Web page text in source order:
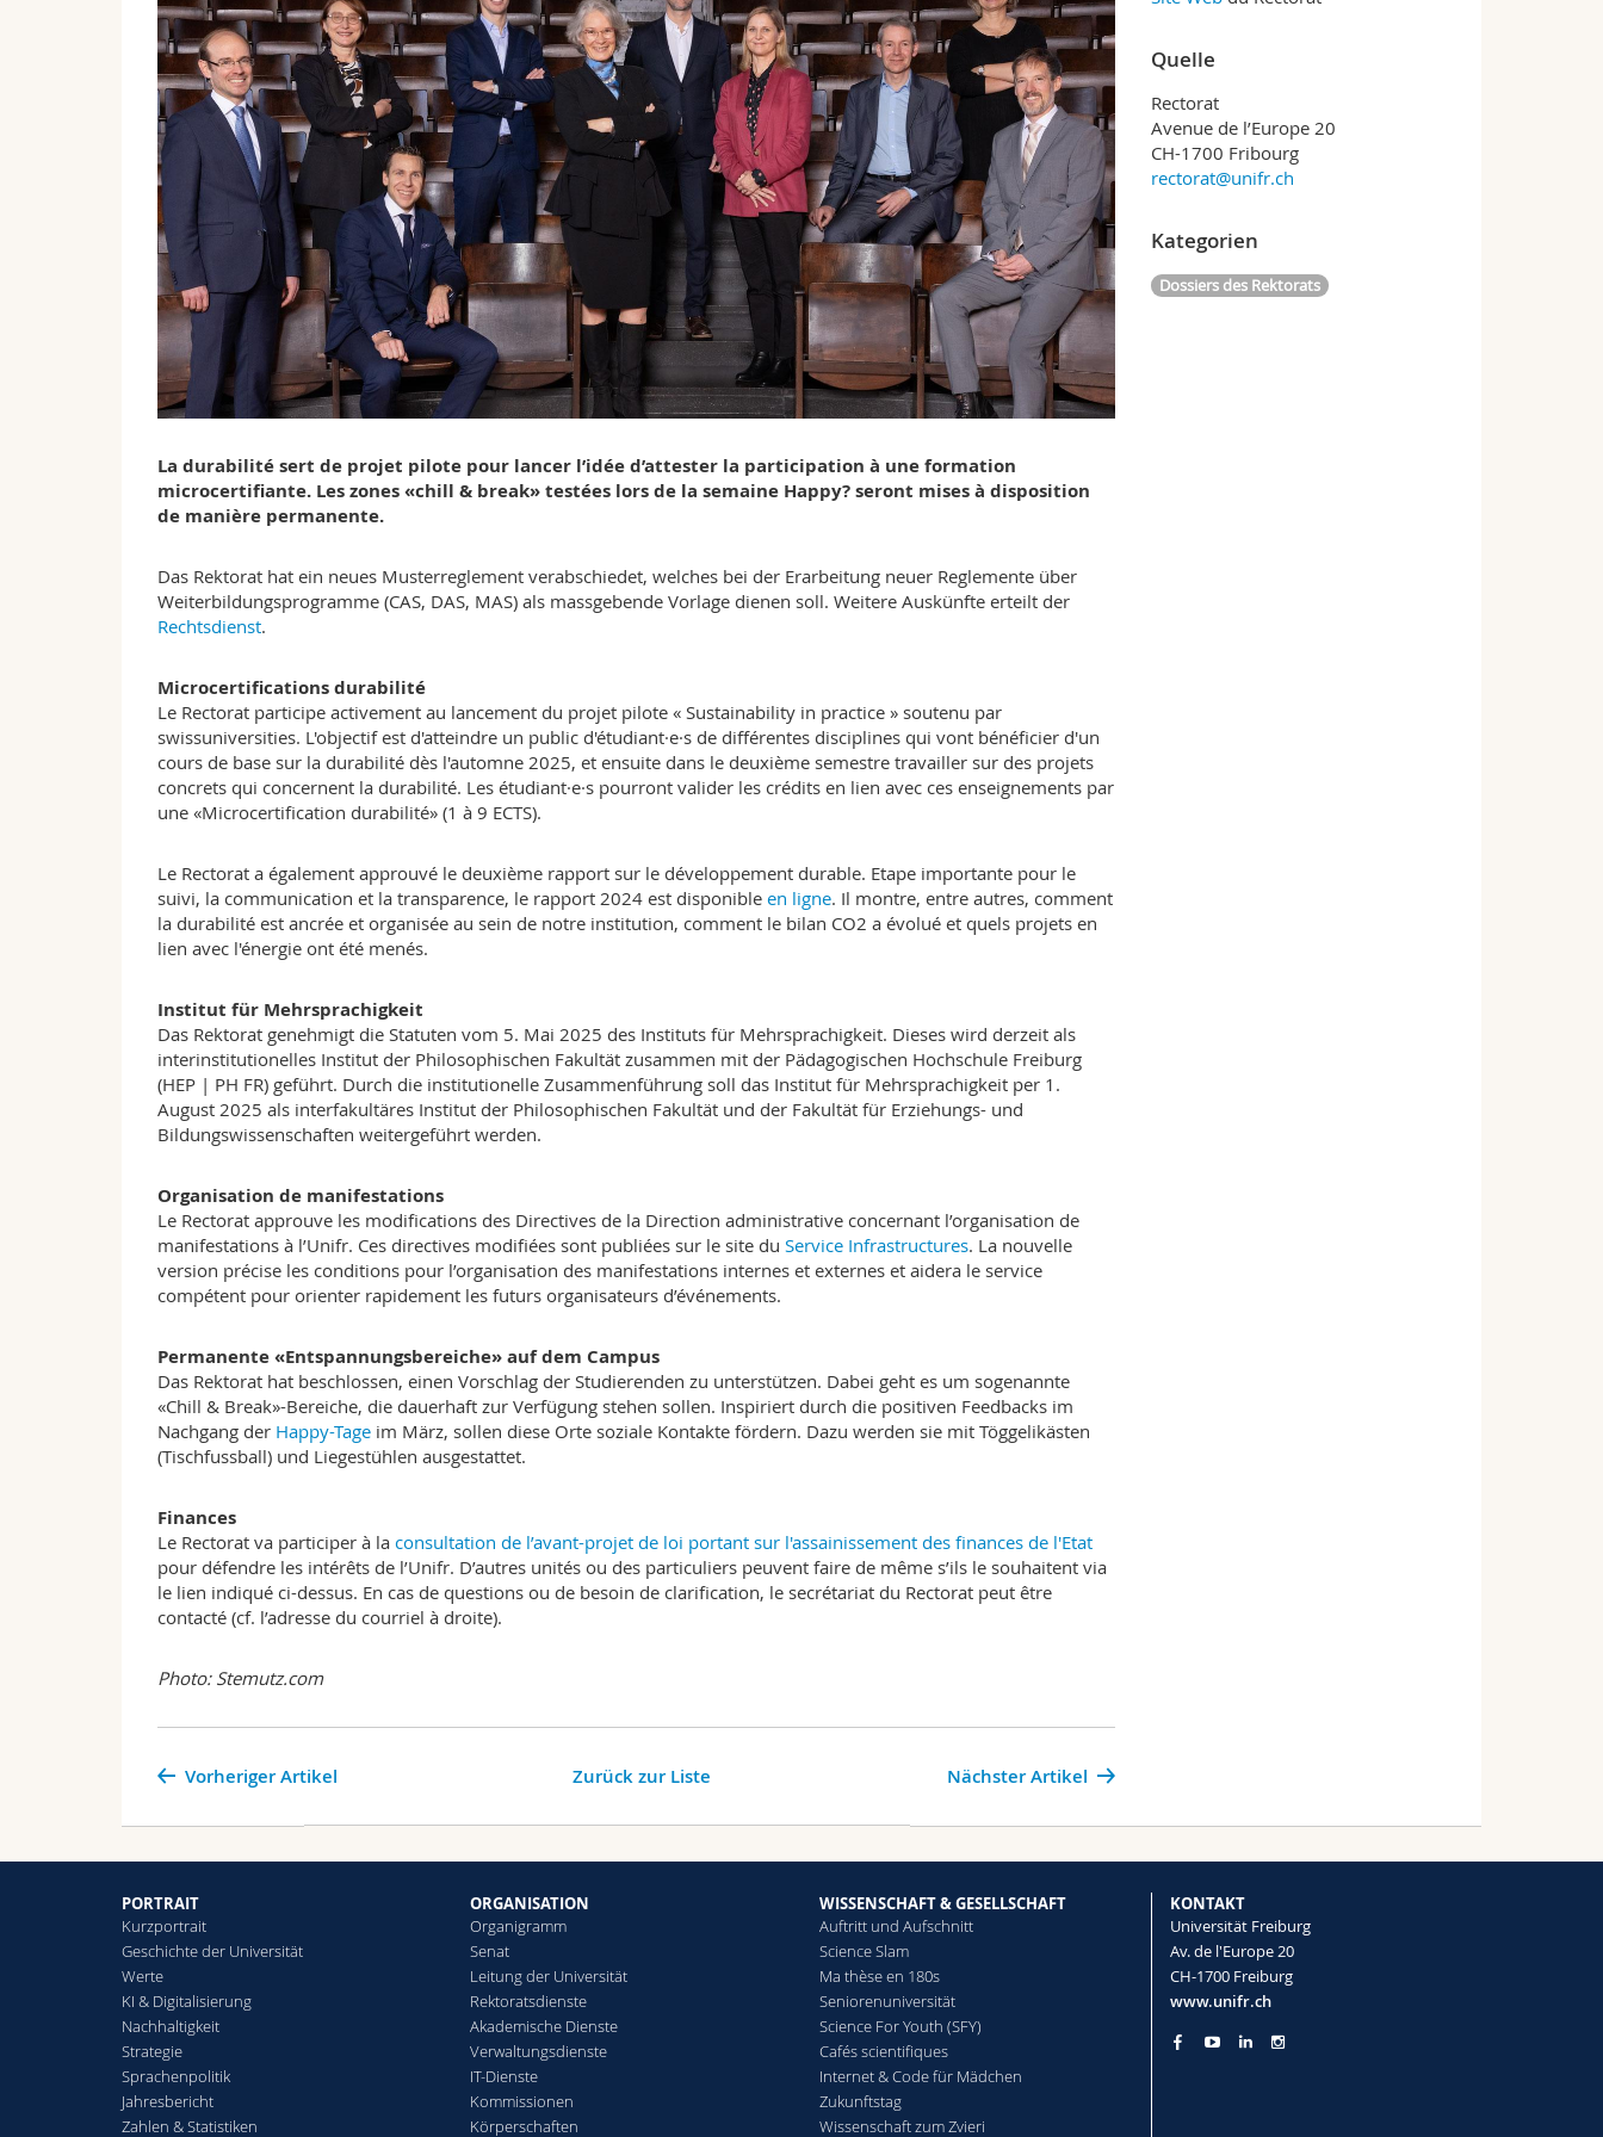
La durabilité sert de projet pilote pour lancer l’idée d’attester la participation à une formation
microcertifiante. Les zones «chill & break» testées lors de la semaine Happy? seront mises à disposition
de manière permanente.
Das Rektorat hat ein neues Musterreglement verabschiedet, welches bei der Erarbeitung neuer Reglemente über
Weiterbildungsprogramme (CAS, DAS, MAS) als massgebende Vorlage dienen soll. Weitere Auskünfte erteilt der
Rechtsdienst.
Microcertifications durabilité
Le Rectorat participe activement au lancement du projet pilote « Sustainability in practice » soutenu par
swissuniversities. L'objectif est d'atteindre un public d'étudiant·e·s de différentes disciplines qui vont bénéficier d'un
cours de base sur la durabilité dès l'automne 2025, et ensuite dans le deuxième semestre travailler sur des projets
concrets qui concernent la durabilité. Les étudiant·e·s pourront valider les crédits en lien avec ces enseignements par
une «Microcertification durabilité» (1 à 9 ECTS).
Le Rectorat a également approuvé le deuxième rapport sur le développement durable. Etape importante pour le
suivi, la communication et la transparence, le rapport 2024 est disponible en ligne. Il montre, entre autres, comment
la durabilité est ancrée et organisée au sein de notre institution, comment le bilan CO2 a évolué et quels projets en
lien avec l'énergie ont été menés.
Institut für Mehrsprachigkeit
Das Rektorat genehmigt die Statuten vom 5. Mai 2025 des Instituts für Mehrsprachigkeit. Dieses wird derzeit als
interinstitutionelles Institut der Philosophischen Fakultät zusammen mit der Pädagogischen Hochschule Freiburg
(HEP | PH FR) geführt. Durch die institutionelle Zusammenführung soll das Institut für Mehrsprachigkeit per 1.
August 2025 als interfakultäres Institut der Philosophischen Fakultät und der Fakultät für Erziehungs- und
Bildungswissenschaften weitergeführt werden.
Organisation de manifestations
Le Rectorat approuve les modifications des Directives de la Direction administrative concernant l’organisation de
manifestations à l’Unifr. Ces directives modifiées sont publiées sur le site du Service Infrastructures. La nouvelle
version précise les conditions pour l’organisation des manifestations internes et externes et aidera le service
compétent pour orienter rapidement les futurs organisateurs d’événements.
Permanente «Entspannungsbereiche» auf dem Campus
Das Rektorat hat beschlossen, einen Vorschlag der Studierenden zu unterstützen. Dabei geht es um sogenannte
«Chill & Break»-Bereiche, die dauerhaft zur Verfügung stehen sollen. Inspiriert durch die positiven Feedbacks im
Nachgang der Happy-Tage im März, sollen diese Orte soziale Kontakte fördern. Dazu werden sie mit Töggelikästen
(Tischfussball) und Liegestühlen ausgestattet.
Finances
Le Rectorat va participer à la consultation de l’avant-projet de loi portant sur l'assainissement des finances de l'Etat
pour défendre les intérêts de l’Unifr. D’autres unités ou des particuliers peuvent faire de même s’ils le souhaitent via
le lien indiqué ci-dessus. En cas de questions ou de besoin de clarification, le secrétariat du Rectorat peut être
contacté (cf. l’adresse du courriel à droite).
Photo: Stemutz.com
Nächster Artikel
Vorheriger Artikel Zurück zur Liste
Quelle
Rectorat
Avenue de l’Europe 20
CH-1700 Fribourg
rectorat@unifr.ch
Kategorien
Dossiers des Rektorats
PORTRAIT
Kurzportrait
Geschichte der Universität
Werte
KI & Digitalisierung
Nachhaltigkeit
Strategie
Sprachenpolitik
Jahresbericht
Zahlen & Statistiken
ORGANISATION
Organigramm
Senat
Leitung der Universität
Rektoratsdienste
Akademische Dienste
Verwaltungsdienste
IT-Dienste
Kommissionen
Körperschaften
WISSENSCHAFT & GESELLSCHAFT
Auftritt und Aufschnitt
Science Slam
Ma thèse en 180s
Seniorenuniversität
Science For Youth (SFY)
Cafés scientifiques
Internet & Code für Mädchen
Zukunftstag
Wissenschaft zum Zvieri
KONTAKT
Universität Freiburg
Av. de l'Europe 20
CH-1700 Freiburg
www.unifr.ch